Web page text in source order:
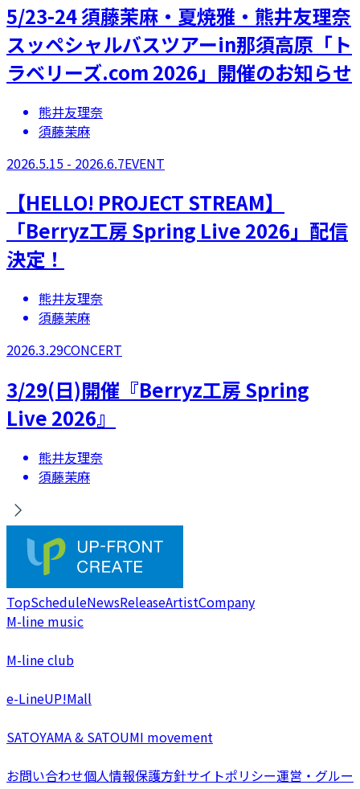
5/23-24 須藤茉麻・夏焼雅・熊井友理奈
スッペシャルバスツアーin那須高原「ト
ラベリーズ.com 2026」開催のお知らせ
熊井友理奈
須藤茉麻
2026.5.15 - 2026.6.7EVENT
【​HELLO! PROJECT STREAM】
「Berryz工房 Spring Live 2026」配信
決定！
熊井友理奈
須藤茉麻
2026.3.29CONCERT
3/29(日)開催『Berryz工房 Spring
Live 2026』
熊井友理奈
須藤茉麻
TopScheduleNewsReleaseArtistCompany
M-line music
M-line club
e-LineUP!Mall
SATOYAMA & SATOUMI movement
お問い合わせ個人情報保護方針サイトポリシー運営・グルー